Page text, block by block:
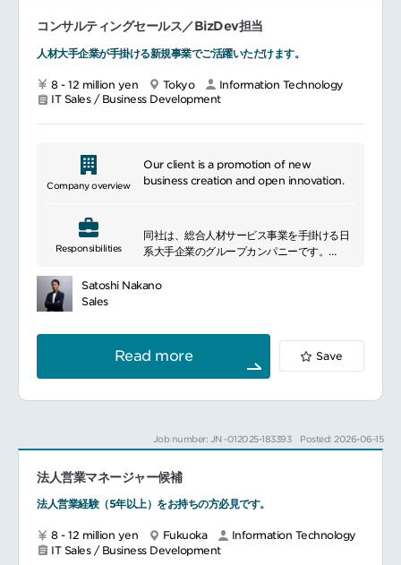
コンサルティングセールス／BizDev担当
人材大手企業が手掛ける新規事業でご活躍いただけます。
8 - 12 million yen Tokyo
Information Technology
IT Sales / Business Development
Company overview
Our client is a promotion of new
business creation and open innovation.
Responsibilities
同社は、総合人材サービス事業を手掛ける日
系大手企業のグループカンパニーです。
業創出/運営に特化した会社」として設立され
ず、新規事業を創出し、グループのリソース
を柔軟に活用し、事業を急成長させていくこ
とをミッションとしています。
多様なバックボーンをもつ各領域のエキスパ
【副業を希望する個人と企業の人材マッチン
キャリアアップしたい個人を、専任のタレン
ベンチャーをはじめとする企業や団体と"あな
同事業を軸に、
クライアントの経営課題を深層部から解決す
Satoshi Nakano
Sales
Read more Save
Job number: JN -012025-183393 Posted: 2026-06-15
法人営業マネージャー候補
法人営業経験（5年以上）をお持ちの方必見です。
8 - 12 million yen Fukuoka
Information Technology
IT Sales / Business Development